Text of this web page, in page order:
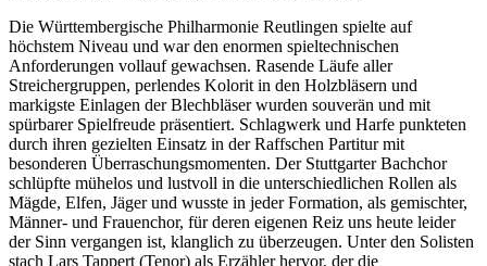
Die Württembergische Philharmonie Reutlingen spielte auf
höchstem Niveau und war den enormen spieltechnischen
Anforderungen vollauf gewachsen. Rasende Läufe aller
Streichergruppen, perlendes Kolorit in den Holzbläsern und
markigste Einlagen der Blechbläser wurden souverän und mit
spürbarer Spielfreude präsentiert. Schlagwerk und Harfe punkteten
durch ihren gezielten Einsatz in der Raffschen Partitur mit
besonderen Überraschungsmomenten. Der Stuttgarter Bachchor
schlüpfte mühelos und lustvoll in die unterschiedlichen Rollen als
Mägde, Elfen, Jäger und wusste in jeder Formation, als gemischter,
Männer- und Frauenchor, für deren eigenen Reiz uns heute leider
der Sinn vergangen ist, klanglich zu überzeugen. Unter den Solisten
stach Lars Tappert (Tenor) als Erzähler hervor, der die